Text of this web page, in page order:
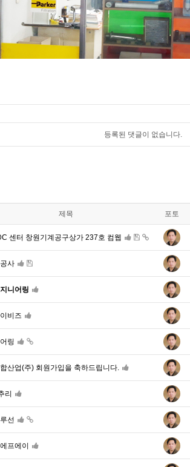
등록된 댓글이 없습니다.
제목 포토
센터 창원기계공구상가 237호 컴웹
사
니어링
비즈
링
산업(주) 회원가입을 축하드립니다.
리
선
프에이